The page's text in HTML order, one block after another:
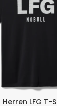
Herren LFG T-